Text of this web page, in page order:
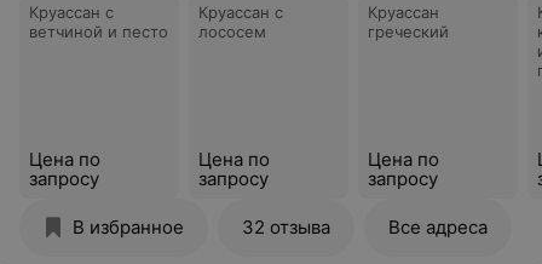
Круассан с
ветчиной и песто
Цена по
запросу
Круассан с
лососем
Цена по
запросу
Круассан
греческий
Цена по
запросу
В избранное 32 отзыва Все адреса